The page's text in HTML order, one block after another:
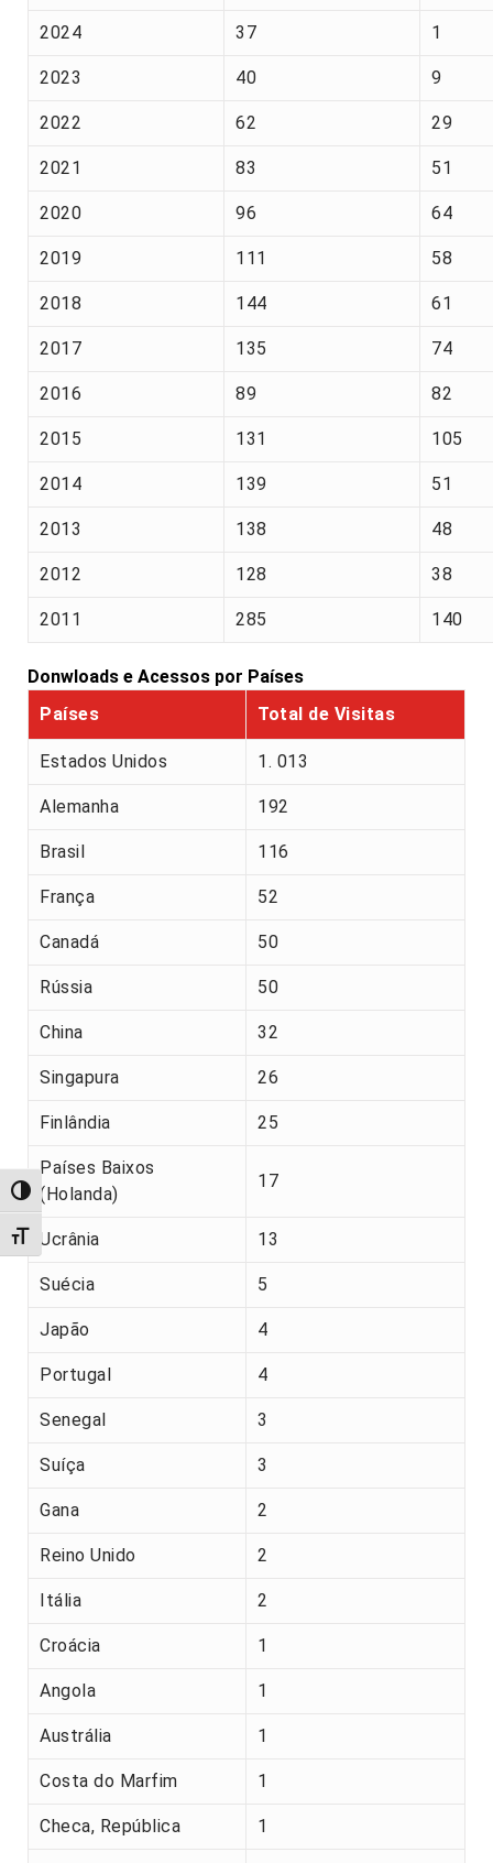
Alternar alto contraste
Alternar tamanho da fonte
2024 37 1
2023 40 9
2022 62 29
2021 83 51
2020 96 64
2019 111 58
2018 144 61
2017 135 74
2016 89 82
2015 131 105
2014 139 51
2013 138 48
2012 128 38
2011 285 140
Donwloads e Acessos por Países
Países
Total de Visitas
Estados Unidos 1. 013
Alemanha 192
Brasil 116
França 52
Canadá 50
Rússia 50
China 32
Singapura 26
Finlândia 25
Países Baixos
(Holanda)
17
Ucrânia 13
Suécia 5
Japão 4
Portugal 4
Senegal 3
Suíça 3
Gana 2
Reino Unido 2
Itália 2
Croácia 1
Angola 1
Austrália 1
Costa do Marfim 1
Checa, República 1